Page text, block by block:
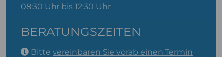
08:30 Uhr bis 12:30 Uhr
BERATUNGSZEITEN
Bitte vereinbaren Sie vorab einen Termin